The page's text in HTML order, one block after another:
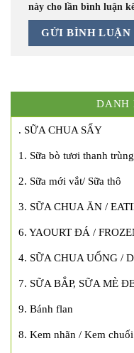
này cho lần bình luận
DANH
. SỮA CHUA SẤY
1. Sữa bò tươi thanh
2. Sữa mới vắt/ Sữa thô
3. SỮA CHUA ĂN /
6. YAOURT ĐÁ /
4. SỮA CHUA UỐNG /
7. SỮA BẮP, SỮA MÈ
9. Bánh flan
8. Kem nhãn / Kem chuối